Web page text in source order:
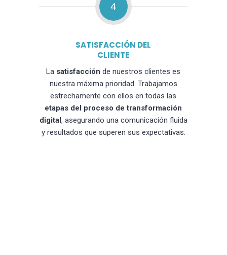
4
SATISFACCIÓN DEL
CLIENTE
La satisfacción de nuestros clientes es
nuestra máxima prioridad. Trabajamos
estrechamente con ellos en todas las
etapas del proceso de transformación
digital, asegurando una comunicación fluida
y resultados que superen sus expectativas.